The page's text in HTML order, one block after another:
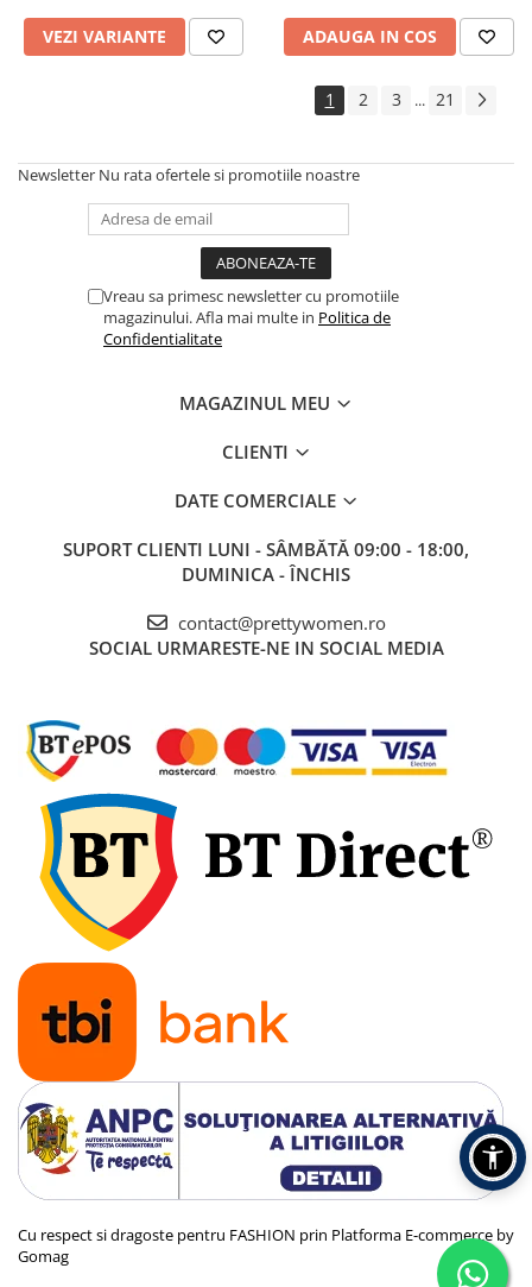
VEZI VARIANTE ADAUGA IN COS
1 2 3 ... 21
Newsletter Nu rata ofertele si promotiile noastre
Vreau sa primesc newsletter cu promotiile
magazinului. Afla mai multe in Politica de
Confidentialitate
MAGAZINUL MEU
CLIENTI
DATE COMERCIALE
SUPORT CLIENTI LUNI - SÂMBĂTĂ 09:00 - 18:00,
DUMINICA - ÎNCHIS
contact@prettywomen.ro
SOCIAL URMARESTE-NE IN SOCIAL MEDIA
Cu respect si dragoste pentru FASHION prin Platforma E-commerce by
Gomag